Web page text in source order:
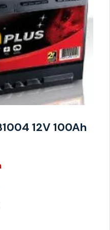
12V 100Ah